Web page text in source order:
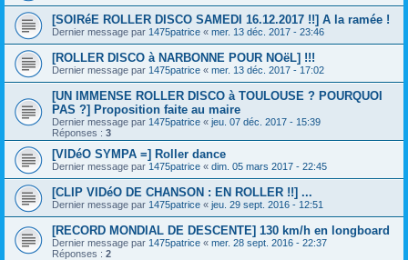
[SOIRéE ROLLER DISCO SAMEDI 16.12.2017 !!] A la ramée !
Dernier message par 1475patrice « mer. 13 déc. 2017 - 23:46
[ROLLER DISCO à NARBONNE POUR NOëL] !!!
Dernier message par 1475patrice « mer. 13 déc. 2017 - 17:02
[UN IMMENSE ROLLER DISCO à TOULOUSE ? POURQUOI
PAS ?] Proposition faite au maire
Dernier message par 1475patrice « jeu. 07 déc. 2017 - 15:39
Réponses : 3
[VIDéO SYMPA =] Roller dance
Dernier message par 1475patrice « dim. 05 mars 2017 - 22:45
[CLIP VIDéO DE CHANSON : EN ROLLER !!] ...
Dernier message par 1475patrice « jeu. 29 sept. 2016 - 12:51
[RECORD MONDIAL DE DESCENTE] 130 km/h en longboard
Dernier message par 1475patrice « mer. 28 sept. 2016 - 22:37
Réponses : 2